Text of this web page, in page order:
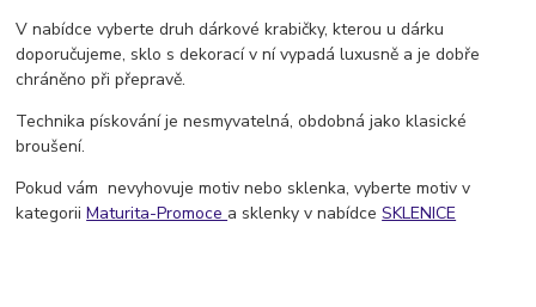
V nabídce vyberte druh dárkové krabičky, kterou u dárku
doporučujeme, sklo s dekorací v ní vypadá luxusně a je dobře
chráněno při přepravě.
Technika pískování je nesmyvatelná, obdobná jako klasické
broušení.
Pokud vám nevyhovuje motiv nebo sklenka, vyberte motiv v
kategoriiMaturita-Promoce a sklenky v nabídceSKLENICE